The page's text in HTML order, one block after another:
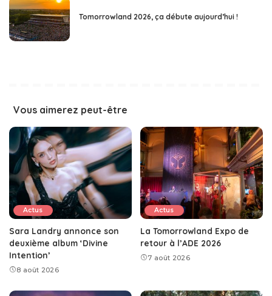
Tomorrowland 2026, ça débute aujourd’hui !
Vous aimerez peut-être
Actus
Sara Landry annonce son
deuxième album ‘Divine
Intention’
8 août 2026
Actus
La Tomorrowland Expo de
retour à l’ADE 2026
7 août 2026